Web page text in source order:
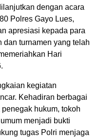
dengan acara
Polres Gayo Lues,
apresiasi kepada para
dan turnamen yang telah
Hari
kegiatan
Kehadiran berbagai
hukum, tokoh
menjadi bukti
tugas Polri menjaga